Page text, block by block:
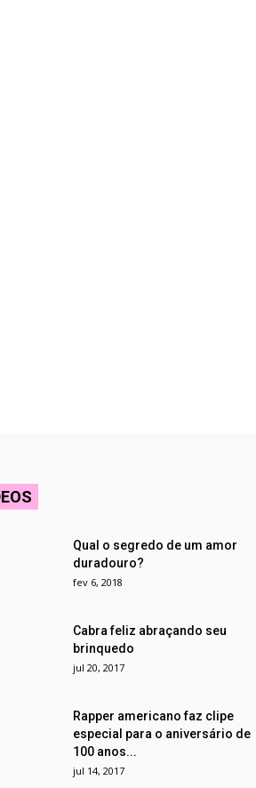
Qual o segredo de um amor
duradouro?
fev 6, 2018
Cabra feliz abraçando seu
brinquedo
jul 20, 2017
Rapper americano faz clipe
especial para o aniversário de
100 anos...
jul 14, 2017